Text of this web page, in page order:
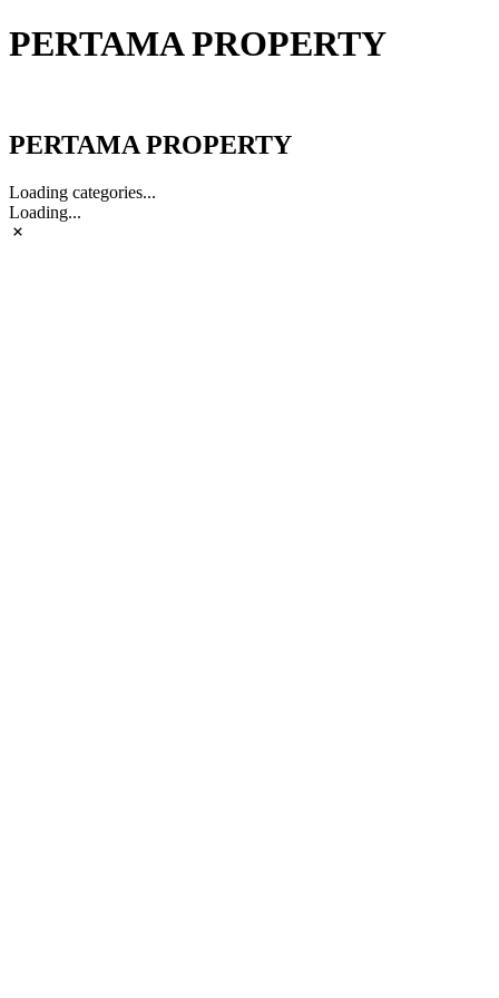
PERTAMA PROPERTY
PERTAMA PROPERTY
Loading categories...
Loading...